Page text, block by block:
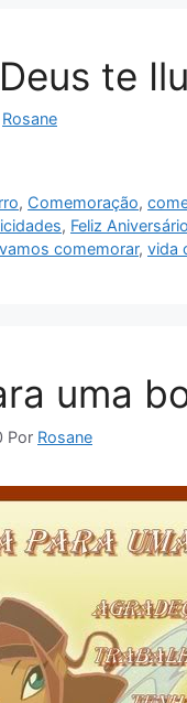
te
Rosane
, Comemoração,
, Feliz Aniversário
vamos comemorar, vida
uma
Por Rosane